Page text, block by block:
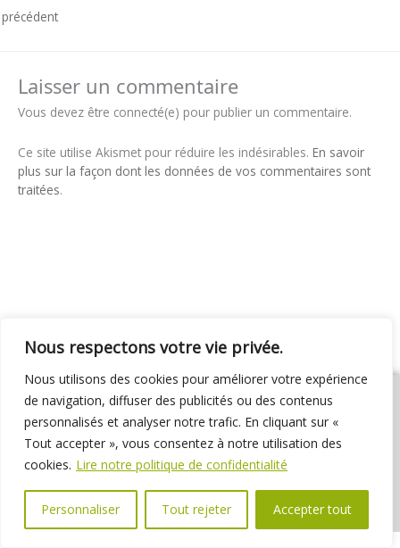
Nous respectons votre vie privée.
Nous utilisons des cookies pour améliorer votre expérience
de navigation, diffuser des publicités ou des contenus
personnalisés et analyser notre trafic. En cliquant sur «
Tout accepter », vous consentez à notre utilisation des
cookies. Lire notre politique de confidentialité
Personnaliser Tout rejeter Accepter tout
précédent
Laisser un commentaire
Vous devez être connecté(e) pour publier un commentaire.
Ce site utilise Akismet pour réduire les indésirables. En savoir
plus sur la façon dont les données de vos commentaires sont
traitées.
01 69 31 72 10 01 69 31 37 31
Nous contacter
Espace élus
Marchés publics Délibérations